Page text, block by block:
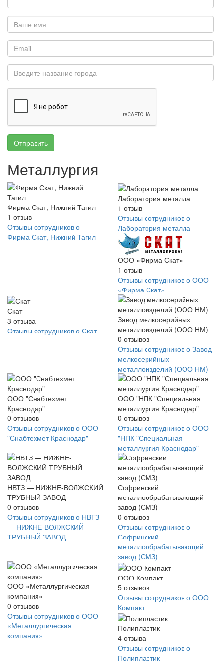
Отправить
Металлургия
Фирма Скат, Нижний Тагил
1 отзыв
Отзывы сотрудников о
Фирма Скат, Нижний Тагил
Лаборатория металла
1 отзыв
Отзывы сотрудников о
Лаборатория металла
ООО «Фирма Скат»
1 отзыв
Отзывы сотрудников о ООО
«Фирма Скат»
Скат
3 отзыва
Отзывы сотрудников о Скат
Завод мелкосерийных
металлоизделий (ООО НМ)
0 отзывов
Отзывы сотрудников о Завод
мелкосерийных
металлоизделий (ООО НМ)
ООО "Снабтехмет
Краснодар"
0 отзывов
Отзывы сотрудников о ООО
"Снабтехмет Краснодар"
ООО "НПК "Специальная
металлургия Краснодар"
0 отзывов
Отзывы сотрудников о ООО
"НПК "Специальная
металлургия Краснодар"
НВТЗ — НИЖНЕ-ВОЛЖСКИЙ
ТРУБНЫЙ ЗАВОД
0 отзывов
Отзывы сотрудников о НВТЗ
— НИЖНЕ-ВОЛЖСКИЙ
ТРУБНЫЙ ЗАВОД
Софринский
металлообрабатывающий
завод (СМЗ)
0 отзывов
Отзывы сотрудников о
Софринский
металлообрабатывающий
завод (СМЗ)
ООО «Металлургическая
компания»
0 отзывов
Отзывы сотрудников о ООО
«Металлургическая
компания»
ООО Компакт
5 отзывов
Отзывы сотрудников о ООО
Компакт
Полипластик
4 отзыва
Отзывы сотрудников о
Полипластик